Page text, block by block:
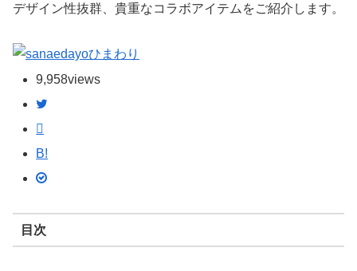
デザイン性抜群、貴重なコラボアイテムをご紹介します。
ひまわり
9,958views
B!
目次